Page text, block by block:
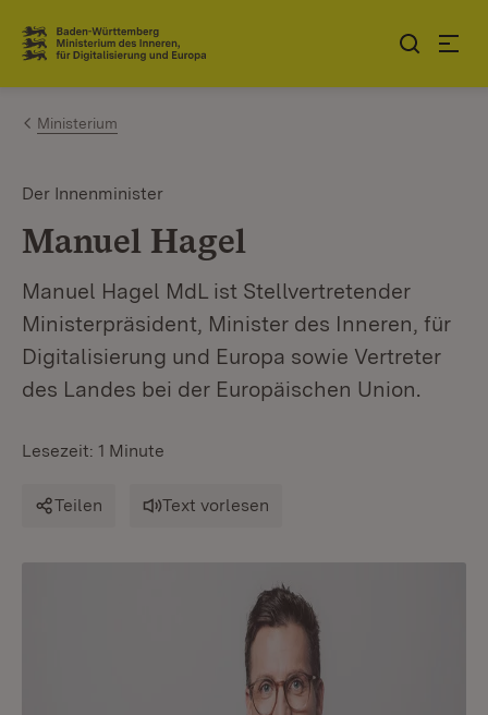
Zum Inhalt springen
Link zur Startseite
Ministerium
Der Innenminister
Manuel Hagel
Manuel Hagel MdL ist Stellvertretender
Ministerpräsident, Minister des Inneren, für
Digitalisierung und Europa sowie Vertreter
des Landes bei der Europäischen Union.
Lesezeit: 1 Minute
Teilen Text vorlesen